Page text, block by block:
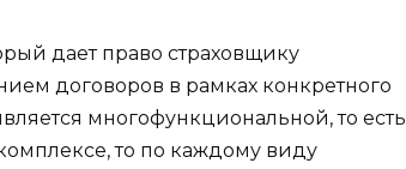
дает право страховщику
договоров в рамках конкретного
многофункциональной, то есть
то по каждому виду